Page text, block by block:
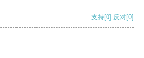
支持[0] 反对[0]